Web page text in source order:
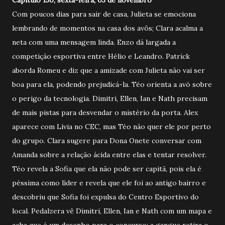
Com poucos dias para sair de casa, Julieta se emociona
lembrando de momentos na casa dos avôs; Clara acalma a
neta com uma mensagem linda. Enzo dá largada a
competição esportiva entre Hélio e Leandro. Patrick
aborda Romeu e diz que a amizade com Julieta não vai ser
boa para ela, podendo prejudicá-la. Téo orienta a avó sobre
o perigo da tecnologia. Dimitri, Ellen, Ian e Nath precisam
de mais pistas para desvendar o mistério da porta. Alex
aparece com Lívia no CEC, mas Téo não quer ele por perto
do grupo. Clara sugere para Dona Onete conversar com
Amanda sobre a relação ácida entre elas e tentar resolver.
Téo revela a Sofia que ela não pode ser capitã, pois ela é
péssima como líder e revela que ele foi ao antigo bairro e
descobriu que Sofia foi expulsa do Centro Esportivo do
local. Pedalzera vê Dimitri, Ellen, Ian e Nath com um mapa e